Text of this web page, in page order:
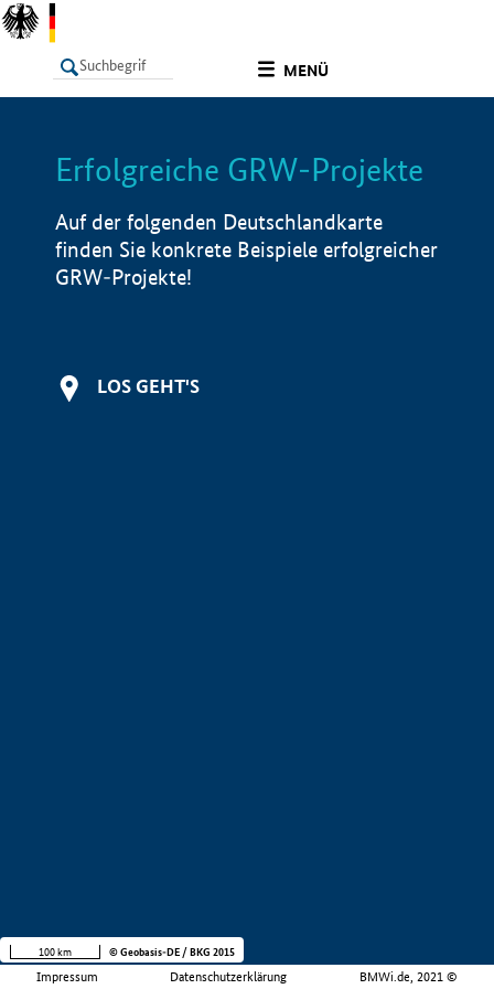
MENÜ
LISTE Info
Erfolgreiche GRW-Projekte
Auf der folgenden Deutschlandkarte
finden Sie konkrete Beispiele erfolgreicher
GRW-Projekte!
LOS GEHT'S
Impressum Datenschutzerklärung BMWi.de, 2021 ©
100 km © Geobasis-DE / BKG 2015